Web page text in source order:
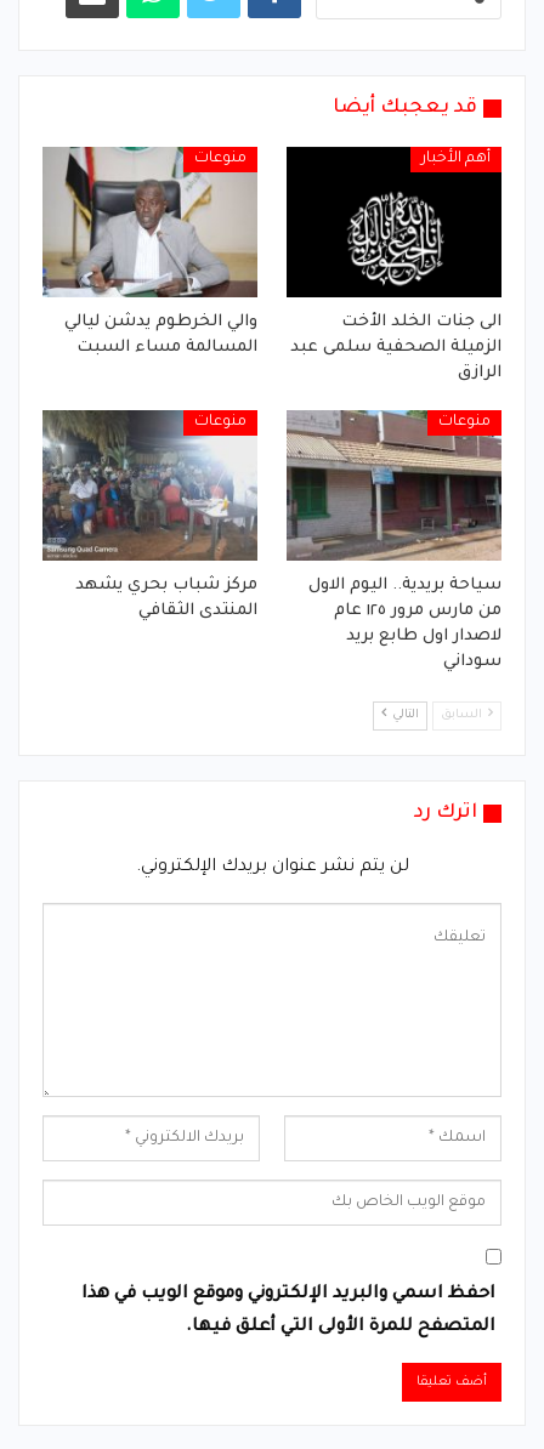
قد يعجبك أيضا
أهم الأخبار
الى جنات الخلد الأخت
الزميلة الصحفية سلمى عبد
الرازق
منوعات
والي الخرطوم يدشن ليالي
المسالمة مساء السبت
منوعات
سياحة بريدية.. اليوم الاول
من مارس مرور ١٢٥ عام
لاصدار اول طابع بريد
سوداني
منوعات
مركز شباب بحري يشهد
المنتدى الثقافي
السابق التالي
اترك رد
لن يتم نشر عنوان بريدك الإلكتروني.
احفظ اسمي والبريد الإلكتروني وموقع الويب في هذا
المتصفح للمرة الأولى التي أعلق فيها.